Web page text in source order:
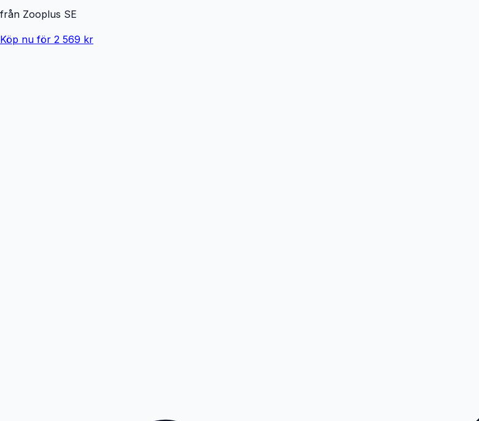
från Zooplus SE
Köp nu för 2 569 kr